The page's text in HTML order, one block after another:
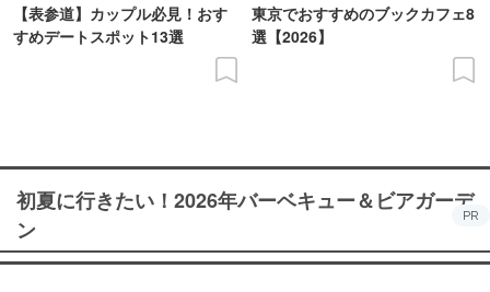
【表参道】カップル必見！おす
すめデートスポット13選
東京でおすすめのブックカフェ8
選【2026】
初夏に行きたい！2026年バーベキュー＆ビアガーデ
ン
PR